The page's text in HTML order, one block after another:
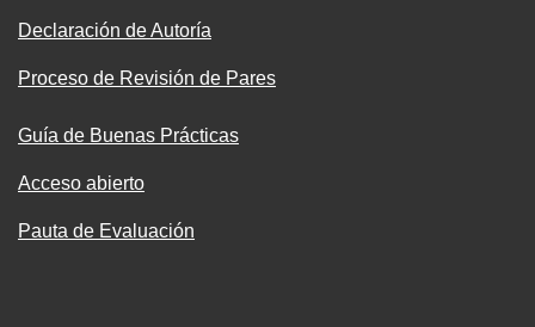
Declaración de Autoría
Proceso de Revisión de Pares
Guía de Buenas Prácticas
Acceso abierto
Pauta de Evaluación